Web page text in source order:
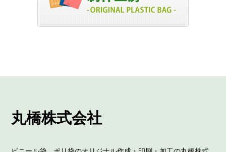
丸橋株式会社